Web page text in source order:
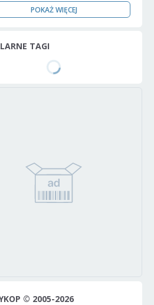
POKAŻ WIĘCEJ
TAGI
© 2005-2026